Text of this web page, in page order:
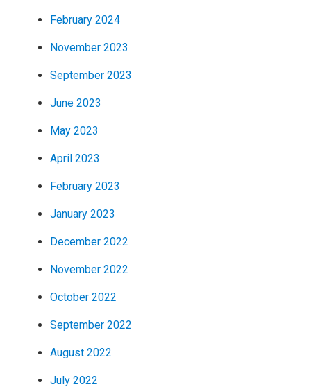
February 2024
November 2023
September 2023
June 2023
May 2023
April 2023
February 2023
January 2023
December 2022
November 2022
October 2022
September 2022
August 2022
July 2022